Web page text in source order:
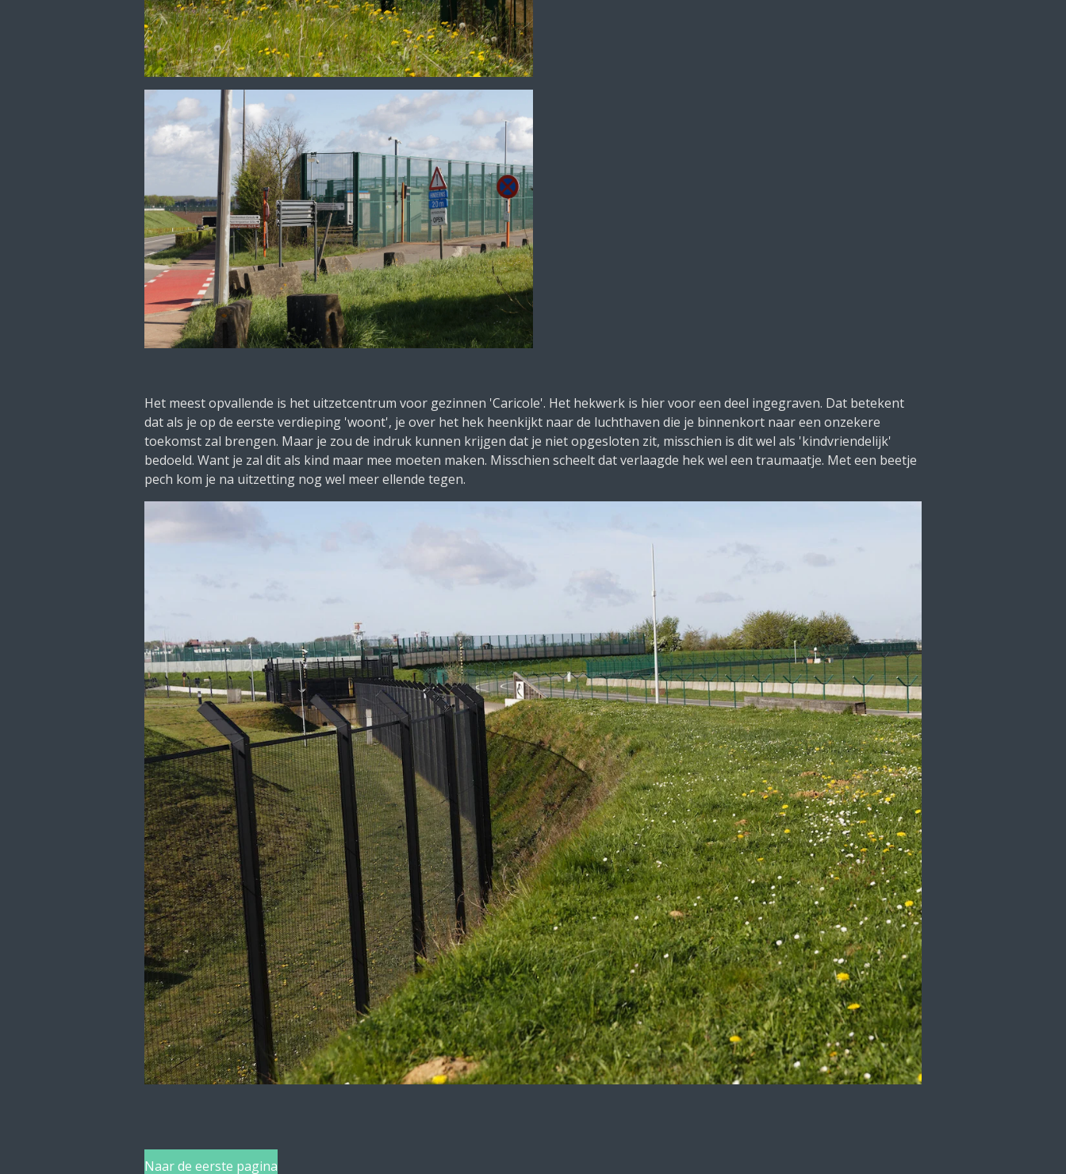
Het meest opvallende is het uitzetcentrum voor gezinnen 'Caricole'. Het hekwerk is hier voor een deel ingegraven. Dat betekent
dat als je op de eerste verdieping 'woont', je over het hek heenkijkt naar de luchthaven die je binnenkort naar een onzekere
toekomst zal brengen. Maar je zou de indruk kunnen krijgen dat je niet opgesloten zit, misschien is dit wel als 'kindvriendelijk'
bedoeld. Want je zal dit als kind maar mee moeten maken. Misschien scheelt dat verlaagde hek wel een traumaatje. Met een beetje
pech kom je na uitzetting nog wel meer ellende tegen.
Naar de eerste pagina